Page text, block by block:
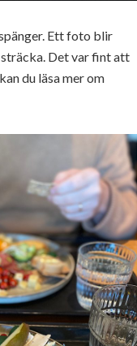
Ett foto blir
Det var fint att
kan du läsa mer om